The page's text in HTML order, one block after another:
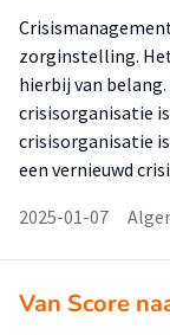
zorginstelling.
hierbij van
crisisorganisatie
crisisorganisatie
een vernieuwd
2025-01-07
Van Score